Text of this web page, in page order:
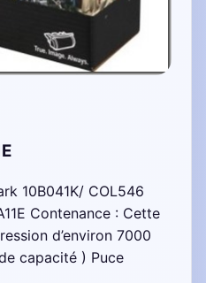
10B041K/ COL546
Contenance : Cette
d’environ 7000
capacité ) Puce